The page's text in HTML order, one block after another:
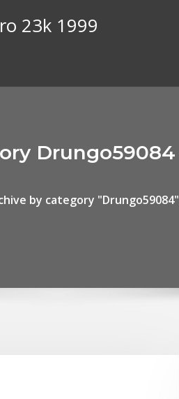
23k 1999
Drungo59084
by category "Drungo59084"